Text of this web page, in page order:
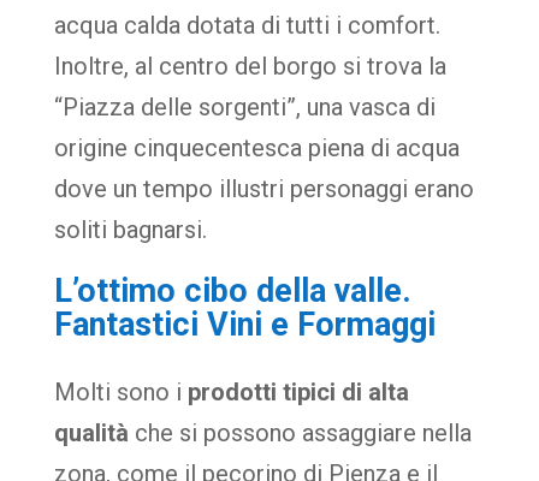
acqua calda dotata di tutti i comfort.
Inoltre, al centro del borgo si trova la
“Piazza delle sorgenti”, una vasca di
origine cinquecentesca piena di acqua
dove un tempo illustri personaggi erano
soliti bagnarsi.
L’ottimo cibo della valle.
Fantastici Vini e Formaggi
Molti sono i prodotti tipici di alta
qualità che si possono assaggiare nella
zona, come il pecorino di Pienza e il